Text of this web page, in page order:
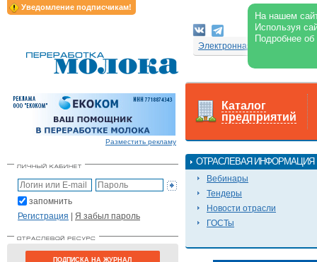
Уведомление подписчикам!
На нашем
Используя
Подробнее
Электронная версия
Разместить рекламу
запомнить
Регистрация | Я забыл пароль
ПОДПИСКА НА ЖУРНАЛ
Каталог
предприятий
ОТРАСЛЕВАЯ ИНФОРМАЦИЯ
Вебинары
Тендеры
Новости отрасли
ГОСТы